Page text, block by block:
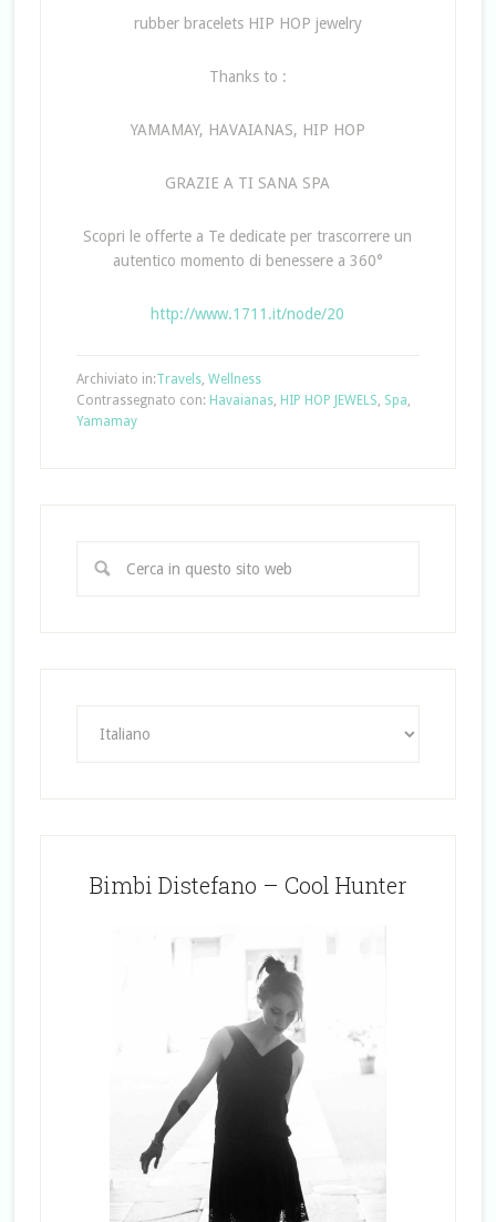
rubber bracelets HIP HOP jewelry
Thanks to :
YAMAMAY, HAVAIANAS, HIP HOP
GRAZIE A TI SANA SPA
Scopri le offerte a Te dedicate per trascorrere un
autentico momento di benessere a 360°
http://www.1711.it/node/20
Archiviato in:Travels, Wellness
Contrassegnato con: Havaianas, HIP HOP JEWELS, Spa,
Yamamay
Bimbi Distefano – Cool Hunter